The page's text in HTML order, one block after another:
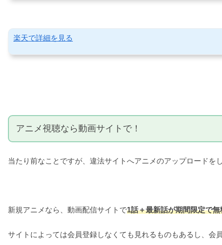
楽天で詳細を見る
アニメ視聴なら動画サイトで！
当たり前なことですが、違法サイトへアニメのアップロードを
新規アニメなら、動画配信サイトで1話＋最新話が期間限定で無
サイトによっては会員登録しなくても見れるものもあるし、